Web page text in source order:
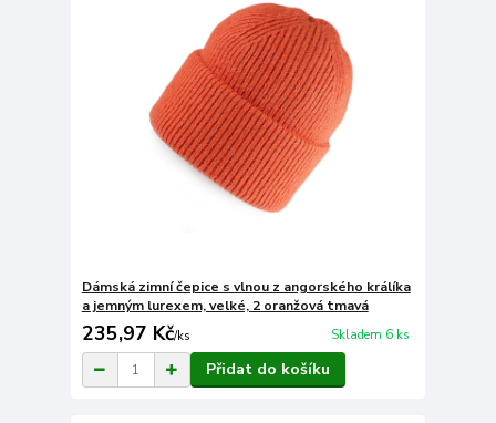
Dámská zimní čepice s vlnou z angorského králíka
a jemným lurexem, velké, 2 oranžová tmavá
235,97 Kč/ks Skladem 6 ks
Přidat do košíku